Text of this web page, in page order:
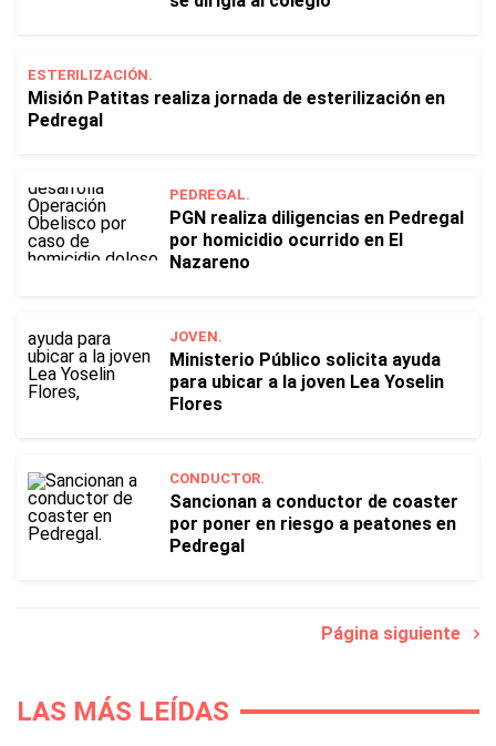
ESTERILIZACIÓN.
Misión Patitas realiza jornada de esterilización en
Pedregal
PEDREGAL.
PGN realiza diligencias en Pedregal
por homicidio ocurrido en El
Nazareno
JOVEN.
Ministerio Público solicita ayuda
para ubicar a la joven Lea Yoselin
Flores
CONDUCTOR.
Sancionan a conductor de coaster
por poner en riesgo a peatones en
Pedregal
Página siguiente
LAS MÁS LEÍDAS